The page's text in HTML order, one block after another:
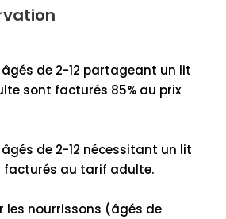
de 2-12 partageant un lit
sont facturés 85% au prix
de 2-12 nécessitant un lit
facturés au tarif adulte.
les nourrissons (âgés de